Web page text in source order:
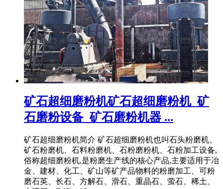
矿石超细磨粉机矿石超细磨粉机_矿
石磨粉设备_矿石磨粉机器 ...
矿石超细磨粉机简介 矿石超细磨粉机也叫石头粉磨机、
矿石粉磨机、石料粉磨机、石粉磨粉机、石粉加工设备,
俗称超细磨粉机,是粉磨生产线的核心产品,主要适用于冶
金、建材、化工、矿山等矿产品物料的粉磨加工、可粉
磨石英、长石、方解石、滑石、重晶石、萤石、稀土、